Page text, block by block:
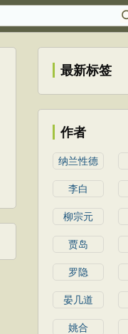
最新标签
作者
纳兰性德
李白
柳宗元
贾岛
罗隐
晏几道
姚合